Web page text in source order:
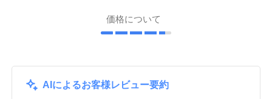
価格について
AIによるお客様レビュー要約